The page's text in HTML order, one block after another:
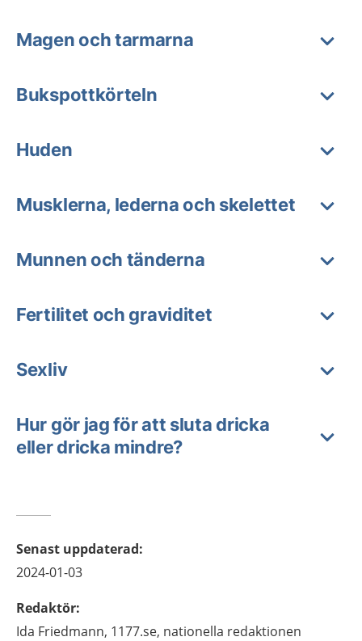
Magen och tarmarna
Bukspottkörteln
Huden
Musklerna, lederna och skelettet
Munnen och tänderna
Fertilitet och graviditet
Sexliv
Hur gör jag för att sluta dricka
eller dricka mindre?
Senast uppdaterad:
2024-01-03
Redaktör:
Ida Friedmann, 1177.se, nationella redaktionen